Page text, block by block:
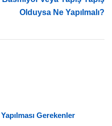
Olduysa Ne Yapılmalı?
Gerekenler